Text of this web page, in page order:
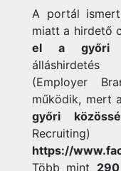
A portál
miatt a hirdető
el a győri
álláshirdetés
(Employer
működik, mert
győri
Recruiting)
https://
Több mint